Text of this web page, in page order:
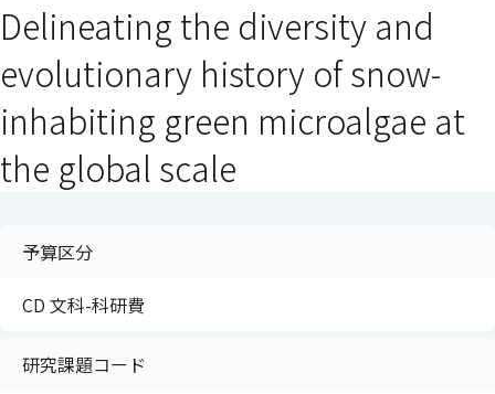
ウで開きます）
ンドウで開きます）
ウインドウで開きます）
Delineating the diversity and
evolutionary history of snow-
inhabiting green microalgae at
the global scale
予算区分
CD 文科-科研費
研究課題コード